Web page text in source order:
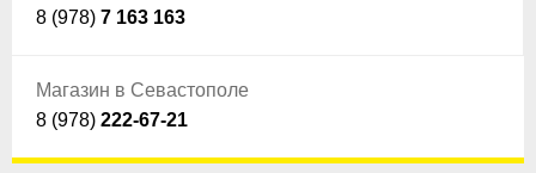
8 (978) 7 163 163
Магазин в Севастополе
8 (978) 222-67-21